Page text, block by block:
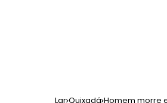
Lar Quixadá Homem morre